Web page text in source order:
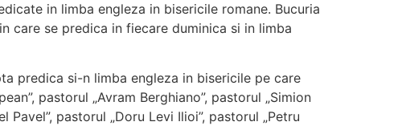
in limba engleza in bisericile romane. Bucuria
care se predica in fiecare duminica si in limba
predica si-n limba engleza in bisericile pe care
pastorul „Avram Berghiano”, pastorul „Simion
Pavel”, pastorul „Doru Levi Ilioi”, pastorul „Petru